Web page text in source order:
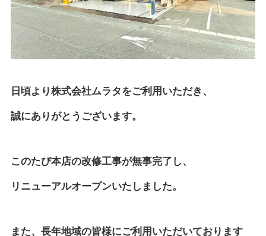
日頃より株式会社ムラタをご利用いただき、
誠にありがとうございます。
このたび本店の改修工事が無事完了し、
リニューアルオープンいたしました。
また、長年地域の皆様にご利用いただいております